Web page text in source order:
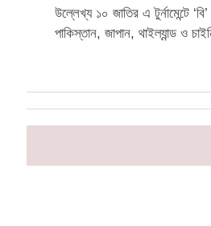
উল্লেখ্য ১০ জাতির এ টুর্নামেন্টে
পাকিস্তান, জাপান, থাইল্যান্ড ও